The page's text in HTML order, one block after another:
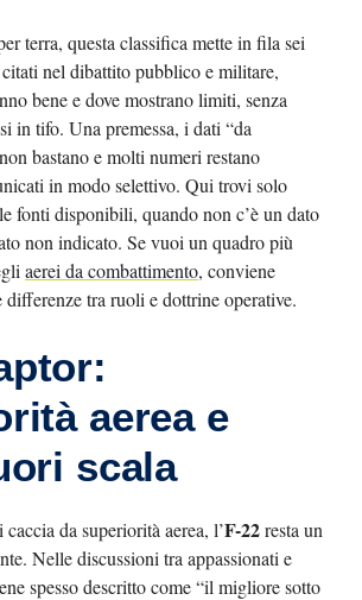
terra, questa classifica mette in fila sei
nel dibattito pubblico e militare,
bene e dove mostrano limiti, senza
in tifo. Una premessa, i dati “da
bastano e molti numeri restano
in modo selettivo. Qui trovi solo
fonti disponibili, quando non c’è un dato
non indicato. Se vuoi un quadro più
aerei da combattimento, conviene
differenze tra ruoli e dottrine operative.
aerea e
scala
da superiorità aerea, l’F-22resta un
Nelle discussioni tra appassionati e
spesso descritto come “il migliore sotto